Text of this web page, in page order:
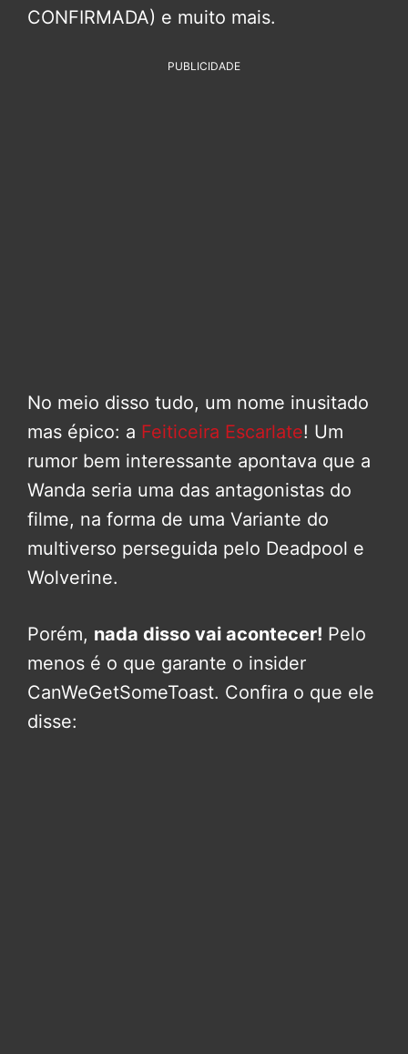
CONFIRMADA) e muito mais.
PUBLICIDADE
No meio disso tudo, um nome inusitado
mas épico: a Feiticeira Escarlate! Um
rumor bem interessante apontava que a
Wanda seria uma das antagonistas do
filme, na forma de uma Variante do
multiverso perseguida pelo Deadpool e
Wolverine.
Porém, nada disso vai acontecer! Pelo
menos é o que garante o insider
CanWeGetSomeToast. Confira o que ele
disse: